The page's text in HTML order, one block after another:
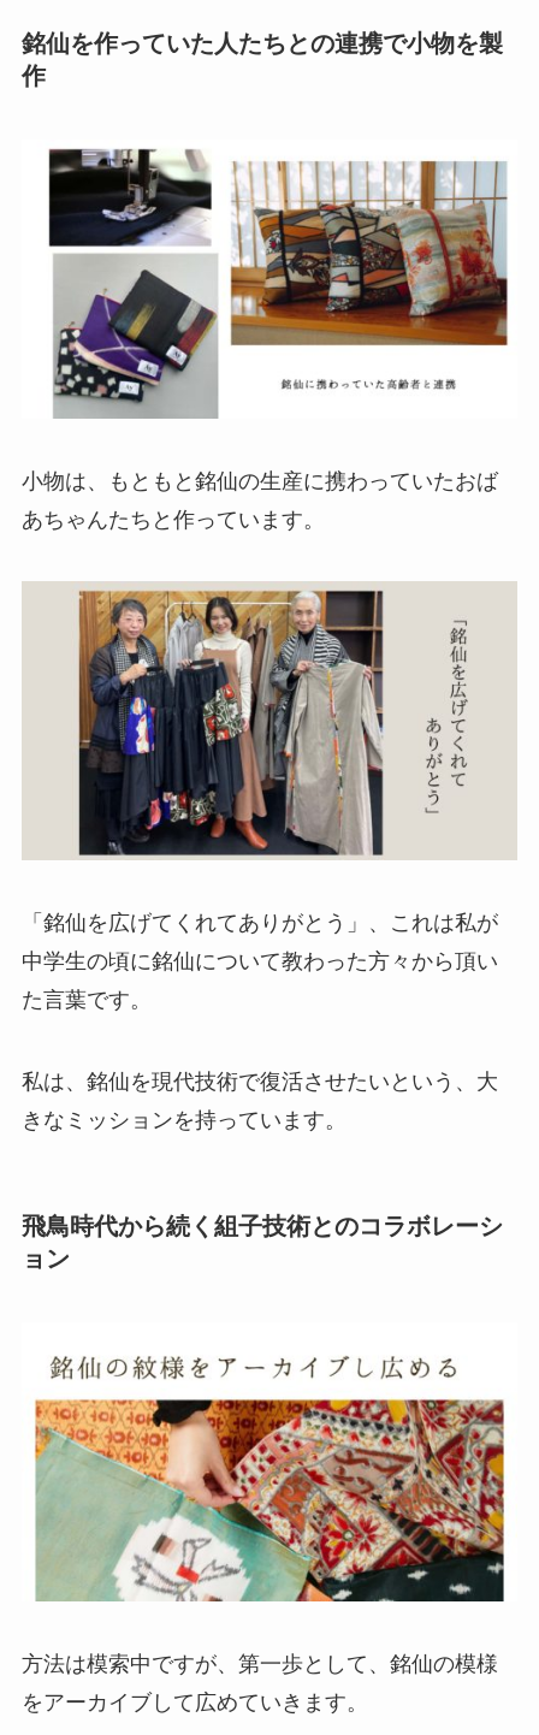
銘仙を作っていた人たちとの連携で小物を製
作
小物は、もともと銘仙の生産に携わっていたおば
あちゃんたちと作っています。
「銘仙を広げてくれてありがとう」、これは私が
中学生の頃に銘仙について教わった方々から頂い
た言葉です。
私は、銘仙を現代技術で復活させたいという、大
きなミッションを持っています。
飛鳥時代から続く組子技術とのコラボレーシ
ョン
方法は模索中ですが、第一歩として、銘仙の模様
をアーカイブして広めていきます。